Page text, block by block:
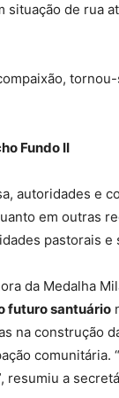
situação de rua
Fundo II
autoridades e
em outras
pastorais e
da Medalha
futuro santuário
na construção
comunitária. “
resumiu a